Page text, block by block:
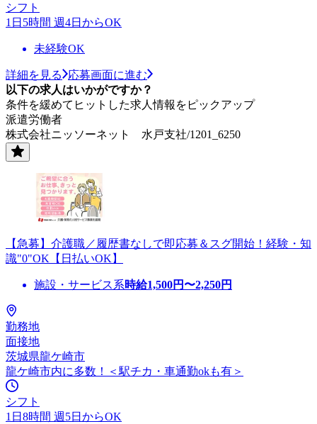
シフト
1日5時間 週4日からOK
未経験OK
詳細を見る
応募画面に進む
以下の求人はいかがですか？
条件を緩めてヒットした求人情報をピックアップ
派遣労働者
株式会社ニッソーネット 水戸支社/1201_6250
【急募】介護職／履歴書なしで即応募＆スグ開始！経験・知
識"0"OK【日払いOK】
施設・サービス系時給1,500円〜2,250円
勤務地
面接地
茨城県龍ケ崎市
龍ケ崎市内に多数！＜駅チカ・車通勤okも有＞
シフト
1日8時間 週5日からOK